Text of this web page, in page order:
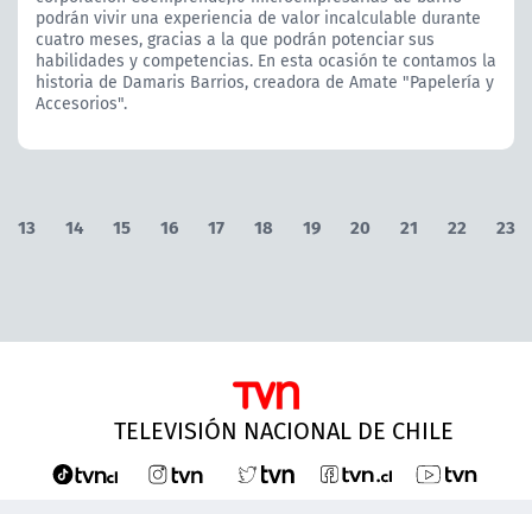
podrán vivir una experiencia de valor incalculable durante
cuatro meses, gracias a la que podrán potenciar sus
habilidades y competencias. En esta ocasión te contamos la
historia de Damaris Barrios, creadora de Amate "Papelería y
Accesorios".
13 14 15 16 17 18 19 20 21 22 23
TELEVISIÓN NACIONAL DE CHILE